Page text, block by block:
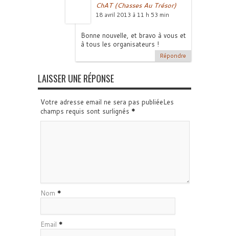
ChAT (Chasses Au Trésor)
18 avril 2013 à 11 h 53 min
Bonne nouvelle, et bravo à vous et
à tous les organisateurs !
Répondre
LAISSER UNE RÉPONSE
Votre adresse email ne sera pas publiéeLes
champs requis sont surlignés *
Nom *
Email *